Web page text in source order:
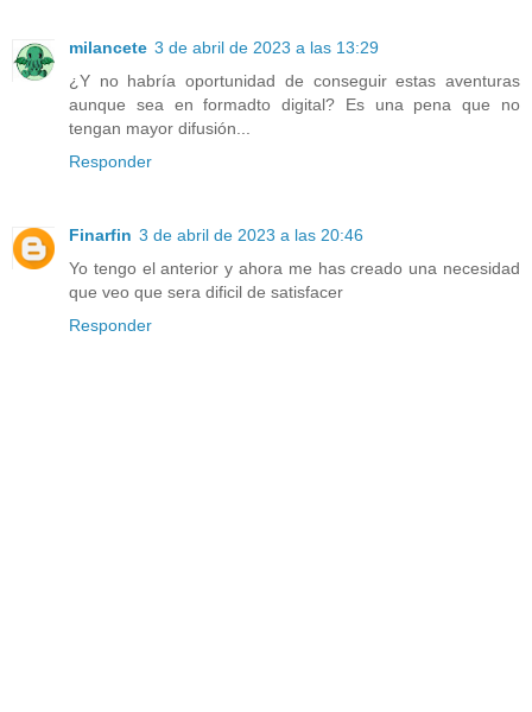
milancete 3 de abril de 2023 a las 13:29
¿Y no habría oportunidad de conseguir estas aventuras
aunque sea en formadto digital? Es una pena que no
tengan mayor difusión...
Responder
Finarfin 3 de abril de 2023 a las 20:46
Yo tengo el anterior y ahora me has creado una necesidad
que veo que sera dificil de satisfacer
Responder